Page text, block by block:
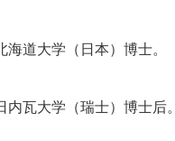
海道大学（日本）博士。
内瓦大学（瑞士）博士后。